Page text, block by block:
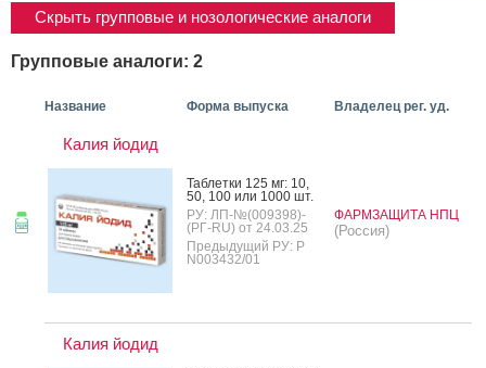
Скрыть групповые и нозологические аналоги
Групповые аналоги: 2
Название Форма выпуска Владелец рег. уд.
Калия йодид
Таб­летки 125 мг: 10,
50, 100 или 1000 шт.
РУ: ЛП-№(009398)-
(РГ-RU) от 24.03.25
Предыдущий РУ: Р
N003432/01
ФАРМЗАЩИТА НПЦ
(Россия)
Калия йодид